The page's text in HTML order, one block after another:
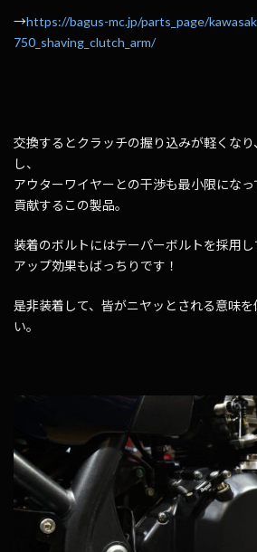
→https://bagus-mc.jp/parts_page/
750_shaving_clutch_arm/
交換するとクラッチの握り込みが軽くな
し、
アウターワイヤーとの干渉も最小限にな
貢献するこの製品。
装着のボルトにはテーパーボルトを採用
アップ効果もばっちりです！
是非装着して、皆がニヤッとされる意味
い。